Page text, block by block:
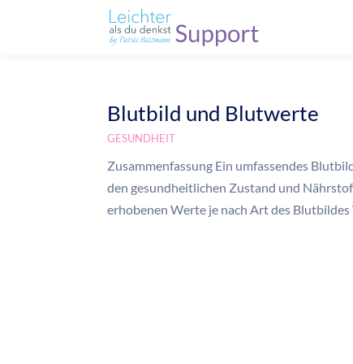
Blutbild und Blutwerte
GESUNDHEIT
Zusammenfassung Ein umfassendes
den gesundheitlichen Zustand und
erhobenen Werte je nach Art des Blutbildes